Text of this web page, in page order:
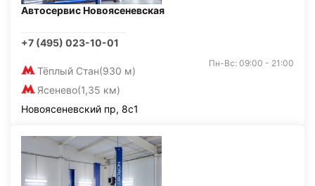
Автосервис Новоясеневская
+7 (495) 023-10-01
Тёплый Стан(930 м)
Ясенево(1,35 км)
Пн-Вс: 09:00 - 21:00
Новоясеневский пр, 8с1